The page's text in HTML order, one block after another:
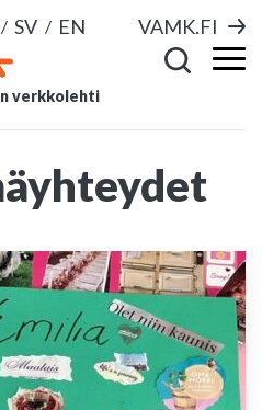
SV EN VAMK.FI
verkkolehti